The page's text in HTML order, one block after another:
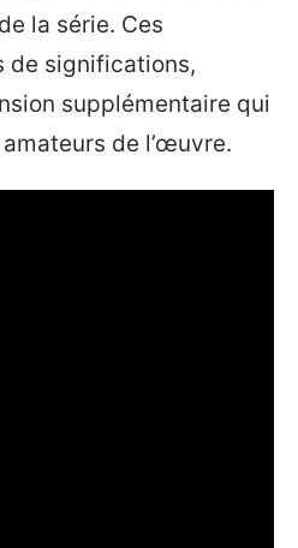
la série. Ces
de significations,
supplémentaire qui
de l’œuvre.